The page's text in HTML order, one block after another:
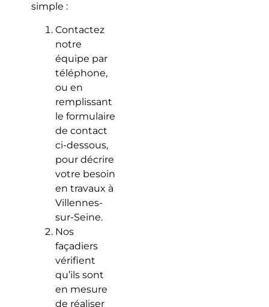
simple :
Contactez
notre
équipe par
téléphone,
ou en
remplissant
le formulaire
de contact
ci-dessous,
pour décrire
votre besoin
en travaux à
Villennes-
sur-Seine.
Nos
façadiers
vérifient
qu’ils sont
en mesure
de réaliser